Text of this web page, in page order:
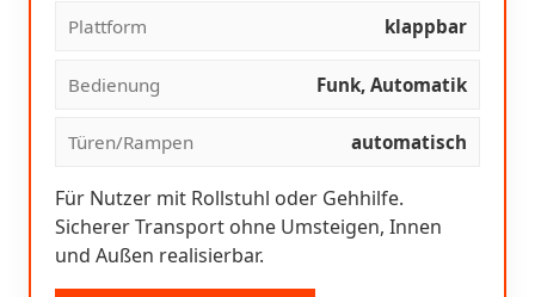
Plattform klappbar
Bedienung Funk, Automatik
Türen/Rampen automatisch
Für Nutzer mit Rollstuhl oder Gehhilfe.
Sicherer Transport ohne Umsteigen, Innen
und Außen realisierbar.